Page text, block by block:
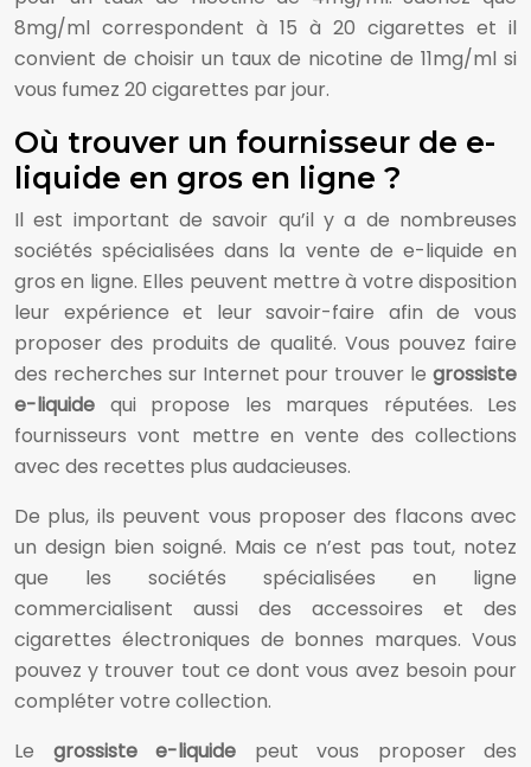
8mg/ml correspondent à 15 à 20 cigarettes et il
convient de choisir un taux de nicotine de 11mg/ml si
vous fumez 20 cigarettes par jour.
Où trouver un fournisseur de e-
liquide en gros en ligne ?
Il est important de savoir qu’il y a de nombreuses
sociétés spécialisées dans la vente de e-liquide en
gros en ligne. Elles peuvent mettre à votre disposition
leur expérience et leur savoir-faire afin de vous
proposer des produits de qualité. Vous pouvez faire
des recherches sur Internet pour trouver le grossiste
e-liquide qui propose les marques réputées. Les
fournisseurs vont mettre en vente des collections
avec des recettes plus audacieuses.
De plus, ils peuvent vous proposer des flacons avec
un design bien soigné. Mais ce n’est pas tout, notez
que les sociétés spécialisées en ligne
commercialisent aussi des accessoires et des
cigarettes électroniques de bonnes marques. Vous
pouvez y trouver tout ce dont vous avez besoin pour
compléter votre collection.
Le grossiste e-liquide peut vous proposer des